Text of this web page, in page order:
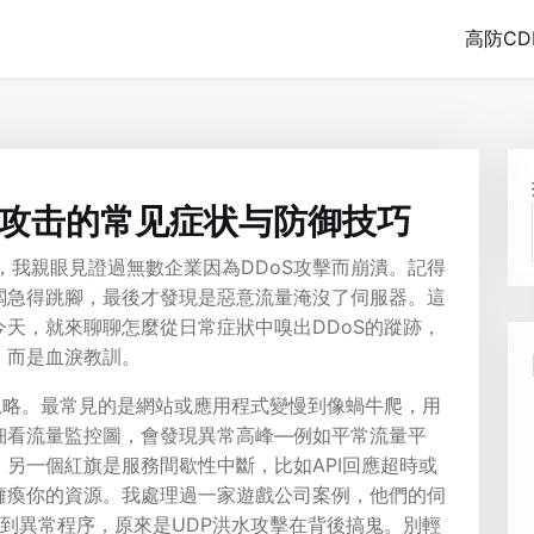
高防
击的常见症状与防御技巧
親眼見證過無數企業因為DDoS攻擊而崩潰。記得
得跳腳，最後才發現是惡意流量淹沒了伺服器。這
，就來聊聊怎麼從日常症狀中嗅出DDoS的蹤跡，
是血淚教訓。
。最常見的是網站或應用程式變慢到像蝸牛爬，用
流量監控圖，會發現異常高峰—例如平常流量平
一個紅旗是服務間歇性中斷，比如API回應超時或
你的資源。我處理過一家遊戲公司案例，他們的伺
異常程序，原來是UDP洪水攻擊在背後搞鬼。別輕